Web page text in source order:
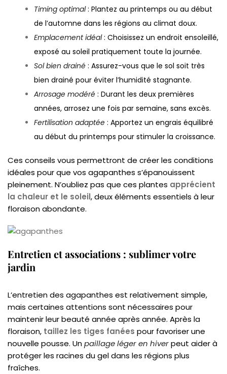
Timing optimal: Plantez au printemps ou au début
de l’automne dans les régions au climat doux.
Emplacement idéal: Choisissez un endroit ensoleillé,
exposé au soleil pratiquement toute la journée.
Sol bien drainé : Assurez-vous que le sol soit très
bien drainé pour éviter l’humidité stagnante.
Arrosage modéré : Durant les deux premières
années, arrosez une fois par semaine, sans excès.
Fertilisation adaptée : Apportez un engrais équilibré
au début du printemps pour stimuler la croissance.
Ces conseils vous permettront de créer les conditions
idéales pour que vos agapanthes s’épanouissent
pleinement. N’oubliez pas que ces plantes apprécient
la chaleur et le soleil, deux éléments essentiels à leur
floraison abondante.
Entretien et associations : sublimer votre
jardin
L’entretien des agapanthes est relativement simple,
mais certaines attentions sont nécessaires pour
maintenir leur beauté année après année. Après la
floraison, taillez les tiges fanées pour favoriser une
nouvelle pousse. Unpaillage léger en hiverpeut aider à
protéger les racines du gel dans les régions plus
fraîches.